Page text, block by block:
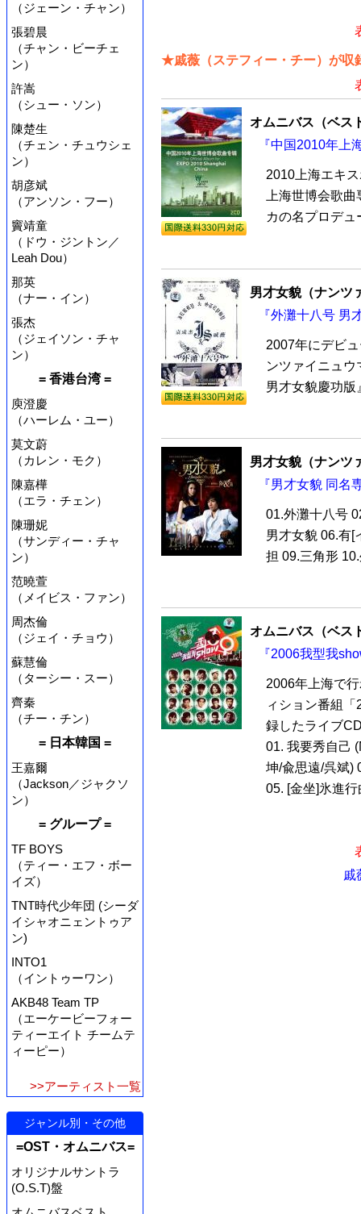
（ジェーン・チャン）
張碧晨
（チャン・ビーチェ
ン）
許嵩
（シュー・ソン）
陳楚生
（チェン・チュウシェ
ン）
胡彦斌
（アンソン・フー）
竇靖童
（ドウ・ジントン／
Leah Dou）
那英
（ナー・イン）
張杰
（ジェイソン・チャ
ン）
= 香港台湾 =
庾澄慶
（ハーレム・ユー）
莫文蔚
（カレン・モク）
陳嘉樺
（エラ・チェン）
陳珊妮
（サンディー・チャ
ン）
范曉萱
（メイビス・ファン）
周杰倫
（ジェイ・チョウ）
蘇慧倫
（ターシー・スー）
齊秦
（チー・チン）
= 日本韓国 =
王嘉爾
（Jackson／ジャクソ
ン）
= グループ =
TF BOYS
（ティー・エフ・ボー
イズ）
TNT時代少年団 (シーダ
イシャオニェントゥア
ン)
INTO1
（イントゥーワン）
AKB48 Team TP
（エーケービーフォー
ティーエイト チームテ
ィーピー）
>>アーティスト一覧
ジャンル別・その他
=OST・オムニバス=
オリジナルサントラ
(O.S.T)盤
★戚薇（ステフィー・チー）が収
オムニバス（ベス
『中国2010年上
2010上海エキ
上海世博会歌曲
カの名プロデ
男才女貌（ナンツ
『外灘十八号 男
2007年にデビ
ンツァイニュ
男才女貌慶功
男才女貌（ナンツ
『男才女貌 同名
01.外灘十八号
男才女貌 06.有[
担 09.三角形
オムニバス（ベス
『2006我型我
2006年上海で
ィション番組
録したライブ
01. 我要秀自己
坤/兪思遠/呉斌)
05. [金坐]氷進
戚